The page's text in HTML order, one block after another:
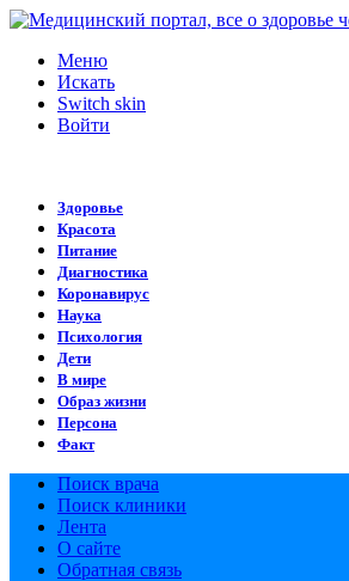
Меню
Искать
Switch skin
Войти
Здоровье
Красота
Питание
Диагностика
Коронавирус
Наука
Психология
Дети
В мире
Образ жизни
Персона
Факт
Поиск врача
Поиск клиники
Лента
О сайте
Обратная связь